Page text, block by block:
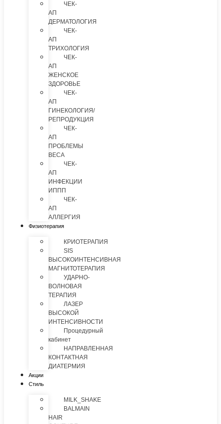
ЧЕК-
АП
ДЕРМАТОЛОГИЯ
ЧЕК-
АП
ТРИХОЛОГИЯ
ЧЕК-
АП
ЖЕНСКОЕ
ЗДОРОВЬЕ
ЧЕК-
АП
ГИНЕКОЛОГИЯ/
РЕПРОДУКЦИЯ
ЧЕК-
АП
ПРОБЛЕМЫ
ВЕСА
ЧЕК-
АП
ИНФЕКЦИИ
ИППП
ЧЕК-
АП
АЛЛЕРГИЯ
Физиотерапия
КРИОТЕРАПИЯ
SIS
ВЫСОКОИНТЕНСИВНАЯ
МАГНИТОТЕРАПИЯ
УДАРНО-
ВОЛНОВАЯ
ТЕРАПИЯ
ЛАЗЕР
ВЫСОКОЙ
ИНТЕНСИВНОСТИ
Процедурный
кабинет
НАПРАВЛЕННАЯ
КОНТАКТНАЯ
ДИАТЕРМИЯ
Акции
Стиль
MILK_SHAKE
BALMAIN
HAIR